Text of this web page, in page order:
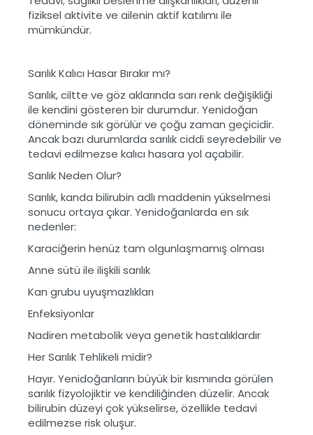
fiziksel aktivite ve ailenin aktif katılımı ile
mümkündür.
Sarılık Kalıcı Hasar Bırakır mı?
Sarılık, ciltte ve göz aklarında sarı renk değişikliği
ile kendini gösteren bir durumdur. Yenidoğan
döneminde sık görülür ve çoğu zaman geçicidir.
Ancak bazı durumlarda sarılık ciddi seyredebilir ve
tedavi edilmezse kalıcı hasara yol açabilir.
Sarılık Neden Olur?
Sarılık, kanda bilirubin adlı maddenin yükselmesi
sonucu ortaya çıkar. Yenidoğanlarda en sık
nedenler:
Karaciğerin henüz tam olgunlaşmamış olması
Anne sütü ile ilişkili sarılık
Kan grubu uyuşmazlıkları
Enfeksiyonlar
Nadiren metabolik veya genetik hastalıklardır
Her Sarılık Tehlikeli midir?
Hayır. Yenidoğanların büyük bir kısmında görülen
sarılık fizyolojiktir ve kendiliğinden düzelir. Ancak
bilirubin düzeyi çok yükselirse, özellikle tedavi
edilmezse risk oluşur.